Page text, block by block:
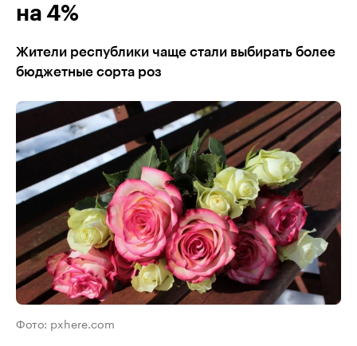
на 4%
Жители республики чаще стали выбирать более
бюджетные сорта роз
Фото: pxhere.com